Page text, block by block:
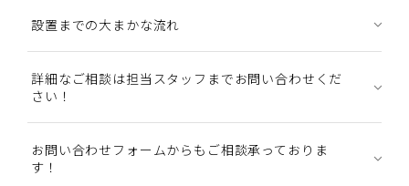
設置までの大まかな流れ
詳細なご相談は担当スタッフまでお問い合わせくだ
さい！
お問い合わせフォームからもご相談承っておりま
す！